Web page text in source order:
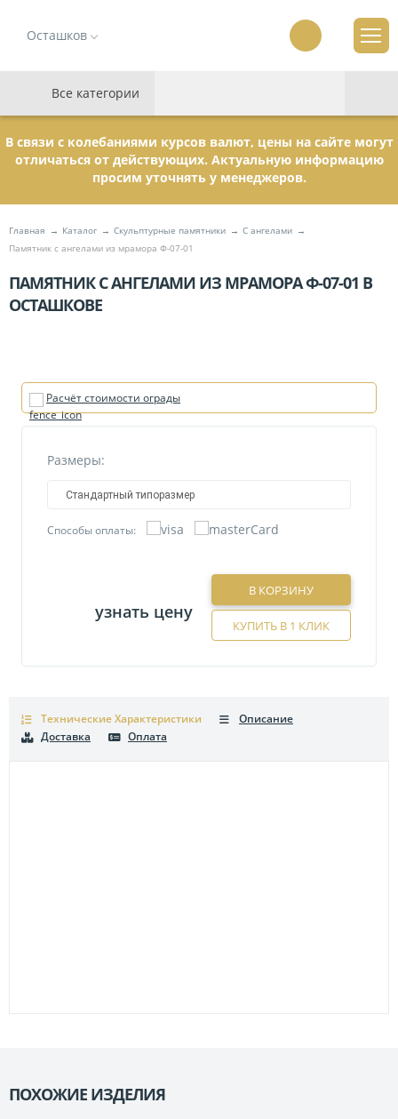
Осташков
Все категории
В связи с колебаниями курсов валют, цены на сайте могут
отличаться от действующих. Актуальную информацию
просим уточнять у менеджеров.
Главная Каталог Скульптурные памятники
C ангелами
Памятник с ангелами из мрамора Ф-07-01
ПАМЯТНИК С АНГЕЛАМИ ИЗ МРАМОРА Ф-07-01 В
ОСТАШКОВЕ
Расчёт стоимости ограды
Размеры:
Стандартный типоразмер
Способы оплаты:
узнать цену
В КОРЗИНУ
КУПИТЬ В 1 КЛИК
Технические Характеристики
Описание
Доставка
Оплата
ПОХОЖИЕ ИЗДЕЛИЯ